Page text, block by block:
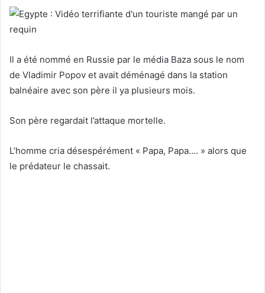
Il a été nommé en Russie par le média Baza sous le nom
de Vladimir Popov et avait déménagé dans la station
balnéaire avec son père il ya plusieurs mois.
Son père regardait l’attaque mortelle.
L’homme cria désespérément « Papa, Papa…. » alors que
le prédateur le chassait.